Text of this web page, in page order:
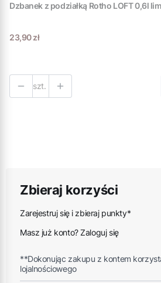
Dzbanek z podziałką Rotho LOFT 0,6l
Cena
23,90 zł
szt.
Zbieraj korzyści
Zarejestruj się i zbieraj punkty*
Masz już konto? Zaloguj się
**Dokonując zakupu z kontem
lojalnościowego